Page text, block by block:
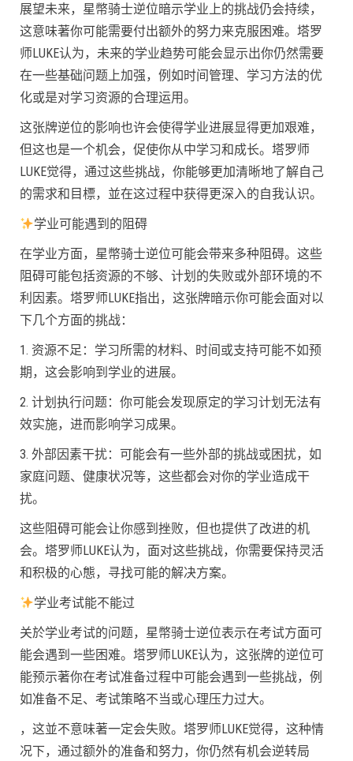
展望未来，星幣骑士逆位暗示学业上的挑战仍会持续，
这意味著你可能需要付出额外的努力来克服困难。塔罗
师LUKE认为，未来的学业趋势可能会显示出你仍然需要
在一些基础问题上加强，例如时间管理、学习方法的优
化或是对学习资源的合理运用。
这张牌逆位的影响也许会使得学业进展显得更加艰难，
但这也是一个机会，促使你从中学习和成长。塔罗师
LUKE觉得，通过这些挑战，你能够更加清晰地了解自己
的需求和目標，並在这过程中获得更深入的自我认识。
学业可能遇到的阻碍
在学业方面，星幣骑士逆位可能会带来多种阻碍。这些
阻碍可能包括资源的不够、计划的失败或外部环境的不
利因素。塔罗师LUKE指出，这张牌暗示你可能会面对以
下几个方面的挑战：
1. 资源不足：学习所需的材料、时间或支持可能不如预
期，这会影响到学业的进展。
2. 计划执行问题：你可能会发现原定的学习计划无法有
效实施，进而影响学习成果。
3. 外部因素干扰：可能会有一些外部的挑战或困扰，如
家庭问题、健康状况等，这些都会对你的学业造成干
扰。
这些阻碍可能会让你感到挫败，但也提供了改进的机
会。塔罗师LUKE认为，面对这些挑战，你需要保持灵活
和积极的心態，寻找可能的解决方案。
学业考试能不能过
关於学业考试的问题，星幣骑士逆位表示在考试方面可
能会遇到一些困难。塔罗师LUKE认为，这张牌的逆位可
能预示著你在考试准备过程中可能会遇到一些挑战，例
如准备不足、考试策略不当或心理压力过大。
，这並不意味著一定会失败。塔罗师LUKE觉得，这种情
况下，通过额外的准备和努力，你仍然有机会逆转局